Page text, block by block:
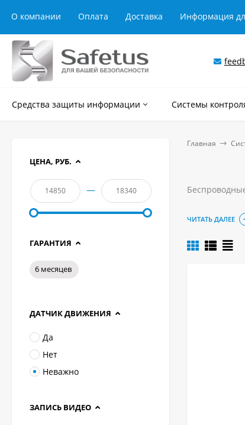
О компании Оплата Доставка Информация
Средства защиты информации Системы
Главная
иметь
ЧИТАТЬ ДАЛЕЕ
ЦЕНА, РУБ.
—
ГАРАНТИЯ
6 месяцев
ДАТЧИК ДВИЖЕНИЯ
Да
Нет
Неважно
ЗАПИСЬ ВИДЕО